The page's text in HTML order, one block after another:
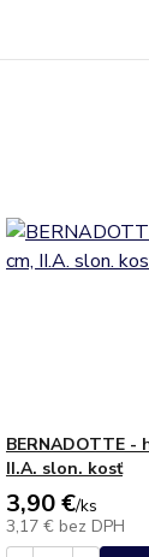
BERNADOTTE -
II.A. slon. kosť
3,90 €/ks
3,17 € bez DPH